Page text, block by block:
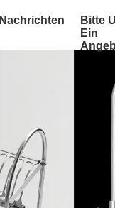
Nachrichten
Bitte
Ein